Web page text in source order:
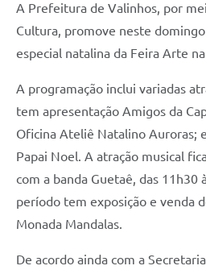
Editais
Telefones Úteis
A Prefeitura
Enquete
Jornal
SIC
A Prefeitura de Valinhos, por
Cultura, promove neste
especial natalina da Feira Arte
A programação inclui variadas
tem apresentação Amigos da
Oficina Ateliê Natalino Auroras;
Papai Noel. A atração musical
com a banda Guetaê, das 11h30
período tem exposição e venda
Monada Mandalas.
De acordo ainda com a